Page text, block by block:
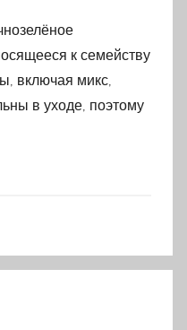
к семейству
включая микс,
в уходе, поэтому